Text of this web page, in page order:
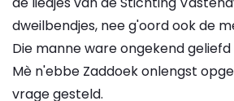
dweilbendjes, nee g'oord ook de
Die manne ware ongekend
Mè n'ebbe Zaddoek onlengst
vrage gesteld.